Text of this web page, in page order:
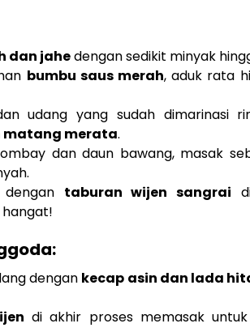
dan jahedengan sedikit minyak
bumbu saus merah, aduk rata
udang yang sudah dimarinasi
matang merata.
dan daun bawang, masak
taburan wijen sangrai
dengan kecap asin dan lada
di akhir proses memasak